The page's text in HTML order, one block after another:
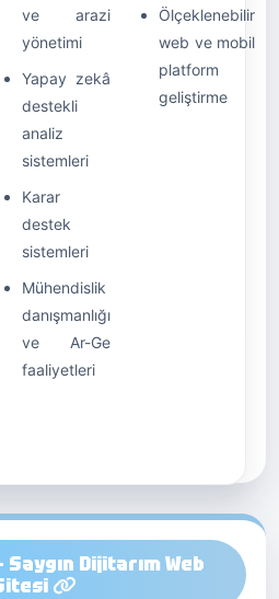
ve arazi
yönetimi
Yapay zekâ
destekli
analiz
sistemleri
Karar
destek
sistemleri
Mühendislik
danışmanlığı
ve Ar-Ge
faaliyetleri
Ölçeklenebilir
web ve mobil
platform
geliştirme
Dijitarım Web